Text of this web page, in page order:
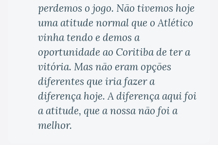
perdemos o jogo. Não tivemos hoje
uma atitude normal que o Atlético
vinha tendo e demos a
oportunidade ao Coritiba de ter a
vitória. Mas não eram opções
diferentes que iria fazer a
diferença hoje. A diferença aqui foi
a atitude, que a nossa não foi a
melhor.